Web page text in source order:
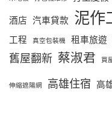
酒店 汽車貸款 泥作
工程
真空包裝機 租車旅遊
舊屋翻新 蔡淑君 買
伸縮遮陽網 高雄住宿 高